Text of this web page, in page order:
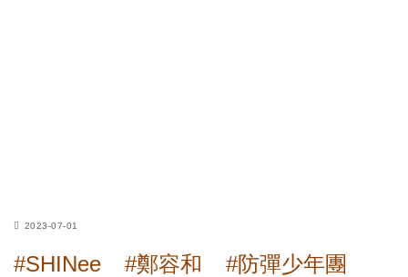
2023-07-01
#SHINee #鄭容和
#防彈少年團